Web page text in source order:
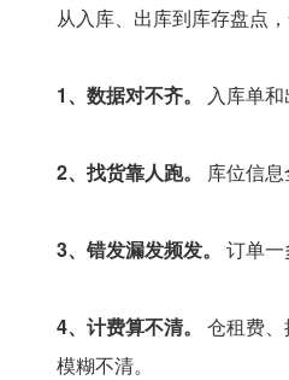
从入库、出库到库存盘点
1、数据对不齐。 入库单
2、找货靠人跑。 库位信
3、错发漏发频发。 订单一
4、计费算不清。
仓租费
模糊不清。